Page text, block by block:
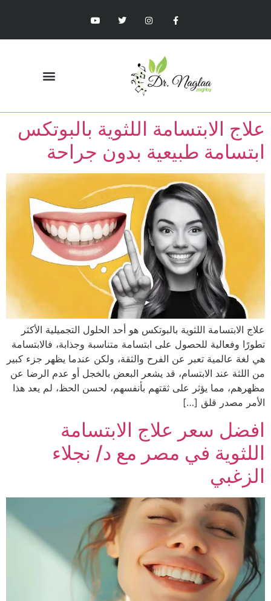
علاج الابتسامة اللثوية بالبوتكس
ابتسامة طبيعية بدون جراحة
علاج الابتسامة اللثوية بالبوتكس هو أحد الحلول التجميلية الأكثر
تطورًا وفعالية للحصول على ابتسامة متناسبة وجذابة، فالابتسامة
هي لغة عالمية تعبر عن الفرح والثقة، ولكن عندما يظهر جزء كبير
من اللثة عند الابتسام، قد يشعر البعض بالخجل أو عدم الرضا عن
مظهرهم، مما يؤثر على ثقتهم بأنفسهم، لحسن الحظ، لم يعد هذا
الأمر مصدر قلق […]
افضل سعر علاج الابتسامة
اللثوية في مصر مع د/ نجلاء
الزغبي